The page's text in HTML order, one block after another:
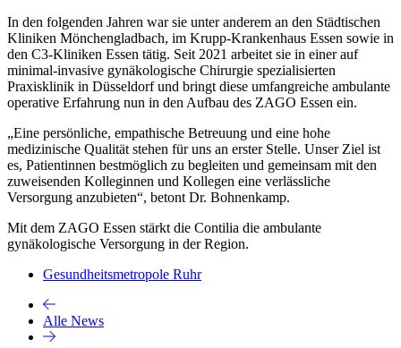
In den folgenden Jahren war sie unter anderem an den Städtischen
Kliniken Mönchengladbach, im Krupp-Krankenhaus Essen sowie in
den C3-Kliniken Essen tätig. Seit 2021 arbeitet sie in einer auf
minimal-invasive gynäkologische Chirurgie spezialisierten
Praxisklinik in Düsseldorf und bringt diese umfangreiche ambulante
operative Erfahrung nun in den Aufbau des ZAGO Essen ein.
„Eine persönliche, empathische Betreuung und eine hohe
medizinische Qualität stehen für uns an erster Stelle. Unser Ziel ist
es, Patientinnen bestmöglich zu begleiten und gemeinsam mit den
zuweisenden Kolleginnen und Kollegen eine verlässliche
Versorgung anzubieten“, betont Dr. Bohnenkamp.
Mit dem ZAGO Essen stärkt die Contilia die ambulante
gynäkologische Versorgung in der Region.
Gesundheitsmetropole Ruhr
Alle News